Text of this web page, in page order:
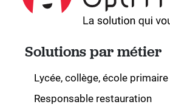
Solutions par métier
Lycée, collège, école primaire
Responsable restauration